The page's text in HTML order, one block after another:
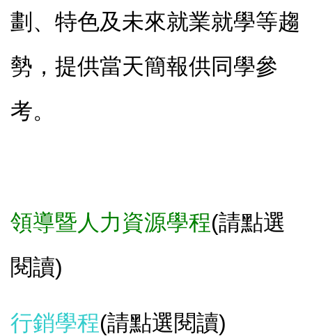
劃、特色及未來就業就學等趨
勢，提供當天簡報供同學參
考。
領導暨人力資源學程(請點選
閱讀)
行銷學程(請點選閱讀)